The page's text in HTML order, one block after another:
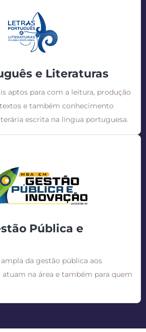
e Literaturas
aptos para com a leitura, produção
e também conhecimento
escrita na língua portuguesa.
Pública e
da gestão pública aos
atuam na área e também para quem